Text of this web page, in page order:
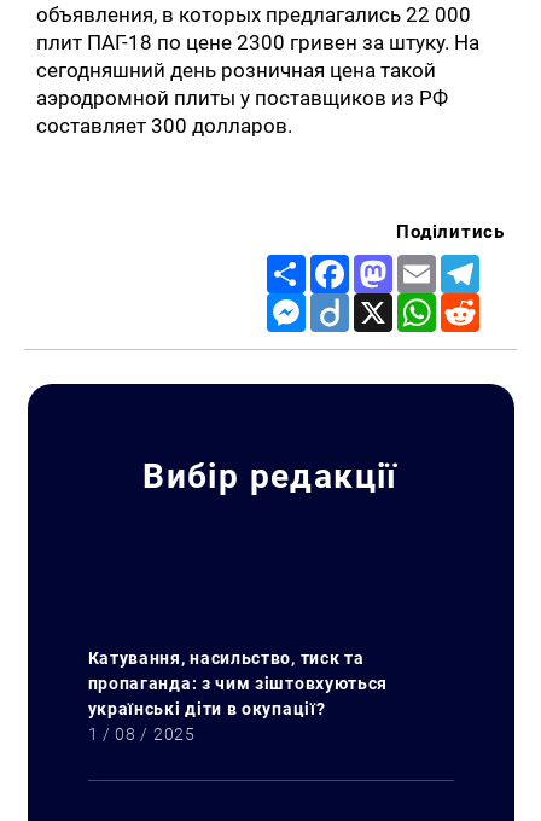
объявления, в которых предлагались 22 000
плит ПАГ-18 по цене 2300 гривен за штуку. На
сегодняшний день розничная цена такой
аэродромной плиты у поставщиков из РФ
составляет 300 долларов.
Поділитись
Share FacebookMastodon
Email
Messenger
Diigo X WhatsApp
Вибір редакції
Катування, насильство, тиск та
пропаганда: з чим зіштовхуються
українські діти в окупації?
1 / 08 / 2025